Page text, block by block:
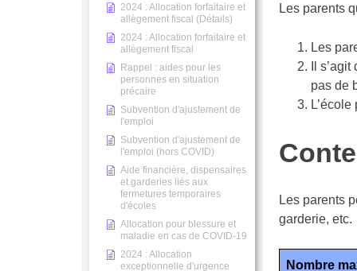
2024 : Allocation forfaitaire et
allègement fiscal (Détails)
2024 : Allocation forfaitaire et
allègement fiscal
Rappel : aides pour les
personnes en situation
précaire
Subvention d'ajustement de
l'emploi
Subvention d'ajustement de
l'emploi (hors COVID)
Aide financière, dispensaires
et garderies liés aux
fermetures temporaires
d'écoles
Allocation pour blessure et
maladie en cas de COVID-19
2024 : Allocation
exceptionnelle d'urgence
Les parents
Les
Il
pas de
Les parents
garderie, etc.
Nombre